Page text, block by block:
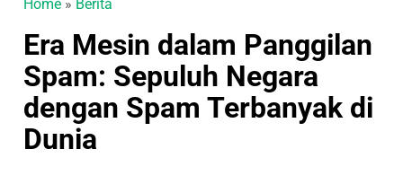
Home » Berita
Era Mesin dalam Panggilan
Spam: Sepuluh Negara
dengan Spam Terbanyak di
Dunia